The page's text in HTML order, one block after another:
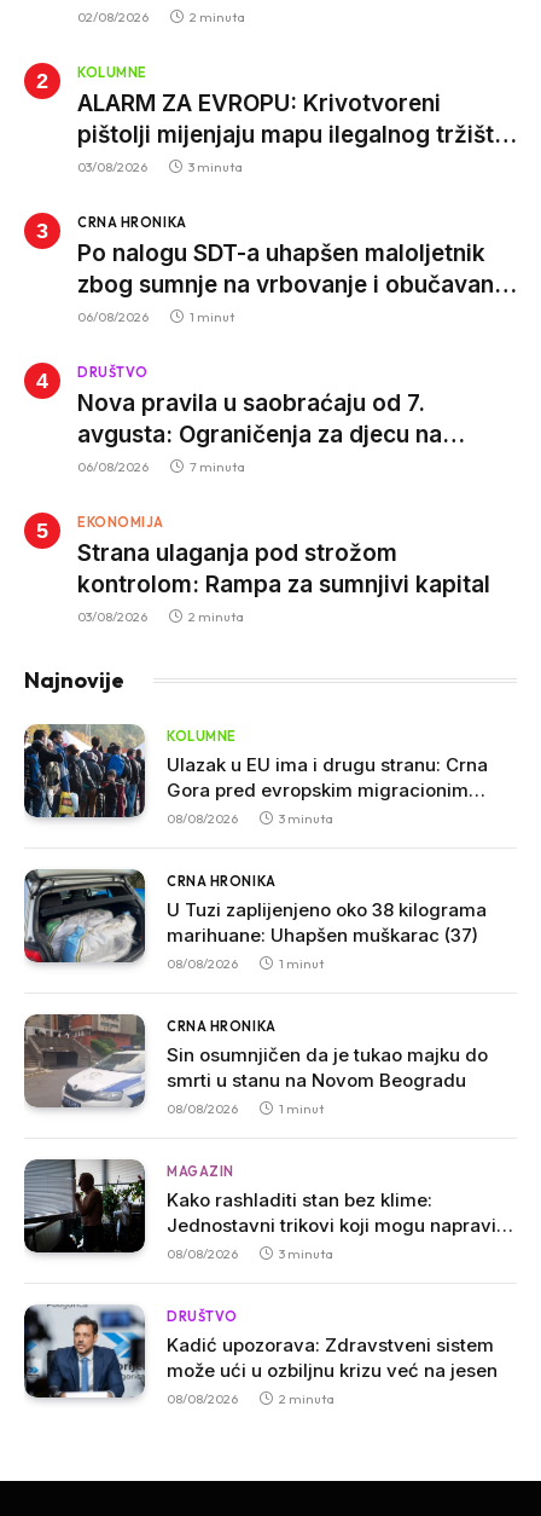
vjeruju nauci
02/08/2026 2 minuta
KOLUMNE
ALARM ZA EVROPU: Krivotvoreni
pištolji mijenjaju mapu ilegalnog tržišta,
istrage ukazuju na proizvodnju van EU
03/08/2026 3 minuta
CRNA HRONIKA
Po nalogu SDT-a uhapšen maloljetnik
zbog sumnje na vrbovanje i obučavanje
za izvršenje terorističkih djela
06/08/2026 1 minut
DRUŠTVO
Nova pravila u saobraćaju od 7.
avgusta: Ograničenja za djecu na
trotinetima i mlade vozače, veće kazne
06/08/2026 7 minuta
EKONOMIJA
Strana ulaganja pod strožom
kontrolom: Rampa za sumnjivi kapital
03/08/2026 2 minuta
Najnovije
KOLUMNE
Ulazak u EU ima i drugu stranu: Crna
Gora pred evropskim migracionim
pravilima
08/08/2026 3 minuta
CRNA HRONIKA
U Tuzi zaplijenjeno oko 38 kilograma
marihuane: Uhapšen muškarac (37)
08/08/2026 1 minut
CRNA HRONIKA
Sin osumnjičen da je tukao majku do
smrti u stanu na Novom Beogradu
08/08/2026 1 minut
MAGAZIN
Kako rashladiti stan bez klime:
Jednostavni trikovi koji mogu napraviti
veliku razliku
08/08/2026 3 minuta
DRUŠTVO
Kadić upozorava: Zdravstveni sistem
može ući u ozbiljnu krizu već na jesen
08/08/2026 2 minuta